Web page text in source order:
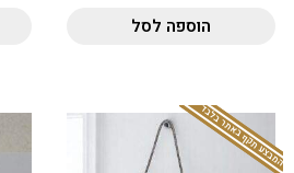
הוספה לסל
המבצע תקף באתר בלבד